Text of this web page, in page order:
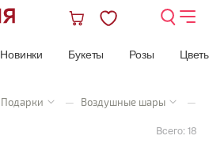
Новинки Букеты Розы
Подарки — Воздушные шары —
Всего: 18